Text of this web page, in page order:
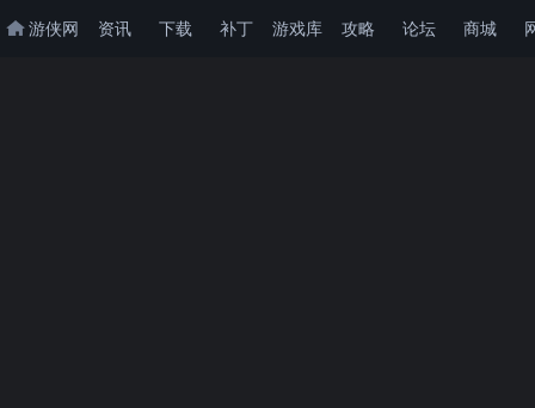
游侠网 资讯 下载 补丁 游戏库 攻略 论坛 商城